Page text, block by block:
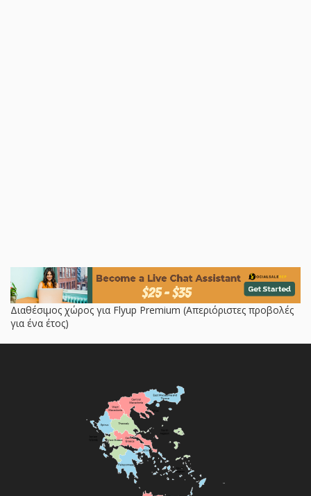
Διαθέσιμος χώρος για Flyup Premium (Απεριόριστες προβολές
για ένα έτος)